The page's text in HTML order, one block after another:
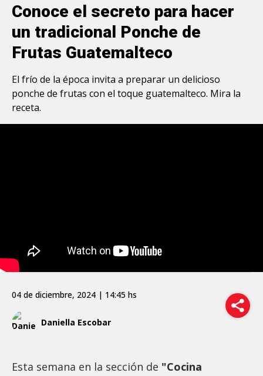
Conoce el secreto para hacer
un tradicional Ponche de
Frutas Guatemalteco
El frío de la época invita a preparar un delicioso
ponche de frutas con el toque guatemalteco. Mira la
receta.
Daniella Escobar
04 de diciembre, 2024 | 14:45 hs
Esta semana en la sección de "Cocina